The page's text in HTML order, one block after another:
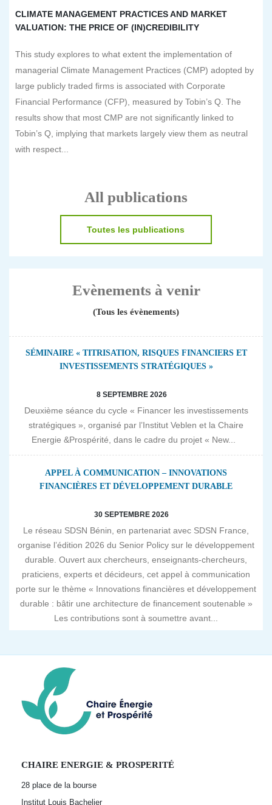
CLIMATE MANAGEMENT PRACTICES AND MARKET
VALUATION: THE PRICE OF (IN)CREDIBILITY
This study explores to what extent the implementation of
managerial Climate Management Practices (CMP) adopted by
large publicly traded firms is associated with Corporate
Financial Performance (CFP), measured by Tobin’s Q. The
results show that most CMP are not significantly linked to
Tobin’s Q, implying that markets largely view them as neutral
with respect...
All publications
Toutes les publications
Evènements à venir
(Tous les évènements)
SÉMINAIRE « TITRISATION, RISQUES FINANCIERS ET
INVESTISSEMENTS STRATÉGIQUES »
8 SEPTEMBRE 2026
Deuxième séance du cycle « Financer les investissements
stratégiques », organisé par l’Institut Veblen et la Chaire
Energie &Prospérité, dans le cadre du projet « New...
APPEL À COMMUNICATION – INNOVATIONS
FINANCIÈRES ET DÉVELOPPEMENT DURABLE
30 SEPTEMBRE 2026
Le réseau SDSN Bénin, en partenariat avec SDSN France,
organise l’édition 2026 du Senior Policy sur le développement
durable. Ouvert aux chercheurs, enseignants-chercheurs,
praticiens, experts et décideurs, cet appel à communication
porte sur le thème « Innovations financières et développement
durable : bâtir une architecture de financement soutenable »
Les contributions sont à soumettre avant...
CHAIRE ENERGIE & PROSPERITÉ
28 place de la bourse
Institut Louis Bachelier